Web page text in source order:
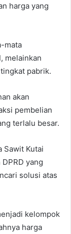
harga yang
mata
melainkan
pabrik.
akan
pembelian
terlalu besar.
Sawit Kutai
yang
solusi atas
kelompok
harga